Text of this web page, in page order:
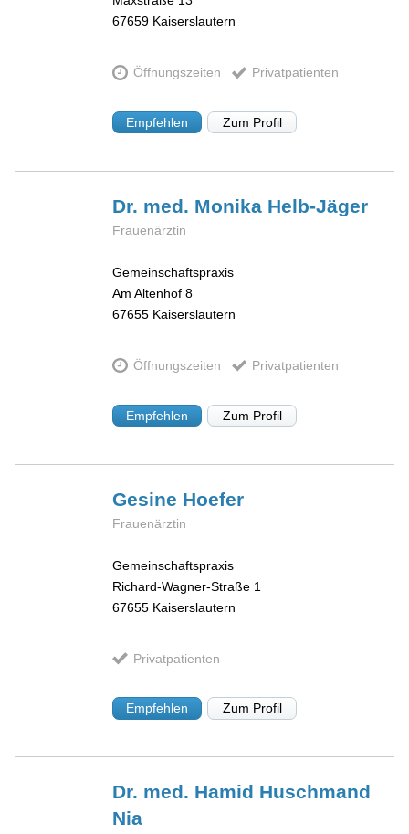
67659 Kaiserslautern
Öffnungszeiten Privatpatienten
Empfehlen Zum Profil
Dr. med. Monika Helb-Jäger
Frauenärztin
Gemeinschaftspraxis
Am Altenhof 8
67655 Kaiserslautern
Öffnungszeiten Privatpatienten
Empfehlen Zum Profil
Gesine Hoefer
Frauenärztin
Gemeinschaftspraxis
Richard-Wagner-Straße 1
67655 Kaiserslautern
Privatpatienten
Empfehlen Zum Profil
Dr. med. Hamid Huschmand
Nia